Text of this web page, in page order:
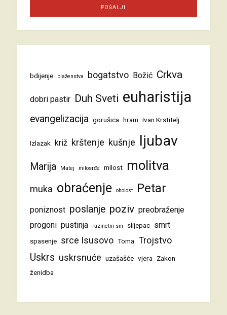
bdijenje blaženstva bogatstvo Božić Crkva
dobri pastir Duh Sveti euharistija
evangelizacija gorušica hram Ivan Krstitelj
Izlazak križ krštenje kušnje ljubav
Marija Matej milosrđe milost molitva
muka obraćenje oholost Petar
poniznost poslanje poziv preobraženje
progoni pustinja razmetni sin slijepac smrt
spasenje srce Isusovo Toma Trojstvo
Uskrs uskrsnuće uzašašće vjera
Zakon
ženidba